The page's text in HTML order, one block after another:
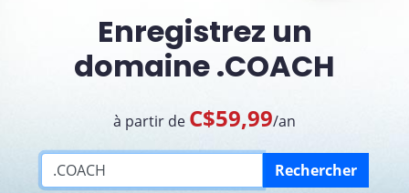
Enregistrez un
domaine .COACH
à partir de C$59,99/an
Rechercher